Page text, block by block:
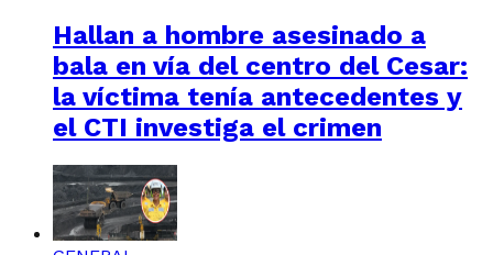
Hallan a hombre asesinado a
bala en vía del centro del Cesar:
la víctima tenía antecedentes y
el CTI investiga el crimen